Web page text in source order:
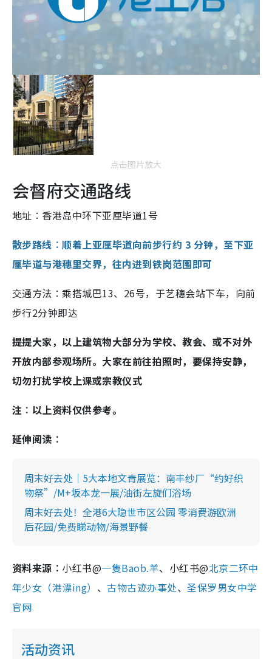
点击图片放大
会督府交通路线
地址︰香港岛中环下亚厘毕道1号
散步路线︰顺着上亚厘毕道向前步行约 3 分钟，至下亚
厘毕道与港穗里交界，往内进到铁岗范围即可
交通方法︰乘搭城巴13、26号，于艺穗会站下车，向前
步行2分钟即达
提提大家，以上建筑物大部分为学校、教会、或不对外
开放内部参观场所。大家在前往拍照时，要保持安静，
切勿打扰学校上课或宗教仪式
注︰以上资料仅供参考。
延伸阅读︰
周末好去处｜5大本地文青展览：南丰纱厂“约好织
物祭”/M+坂本龙一展/油街左旋们浴场
周末好去处！全港6大隐世市区公园 零消费游欧洲
后花园/免费睇动物/海景野餐
资料来源︰ 小红书@一隻Baob.羊、小红书@北京二环中
年少女（港漂ing） 、古物古迹办事处、圣保罗男女中学
官网
活动资讯